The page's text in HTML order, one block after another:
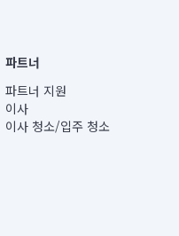
3220163-14-5-00019 |
원회 정보) |
윈트리빌딩) B동 5층
층, 8층 미소
파트너
파트너 지원
이사
이사 청소/입주 청소